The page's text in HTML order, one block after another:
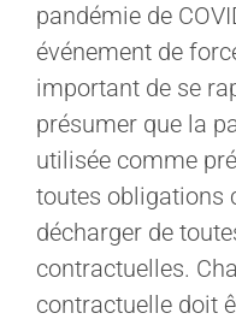
pandémie de
événement de
important de se
présumer que la
utilisée comme
toutes obligations
décharger de
contractuelles.
contractuelle doit